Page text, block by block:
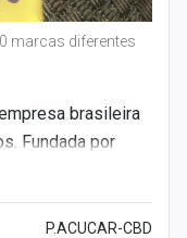
marcas diferentes
brasileira
Fundada por
1948, a
.
P.ACUCAR-CBD